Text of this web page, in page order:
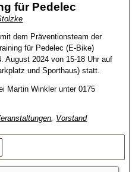
für Pedelec
dem Präventionsteam der
für Pedelec (E-Bike)
August 2024 von 15-18 Uhr auf
und Sporthaus) statt.
Martin Winkler unter 0175
, Vorstand